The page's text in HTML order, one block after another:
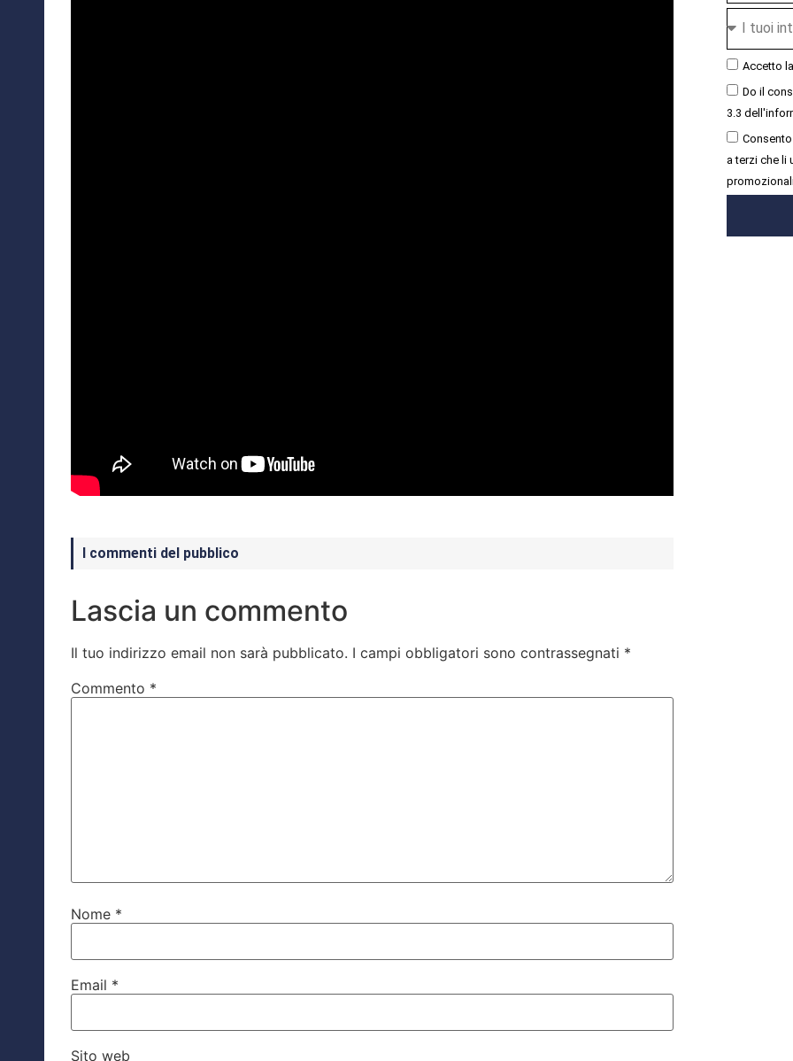
I commenti del pubblico
Lascia un commento
Il tuo indirizzo email non sarà pubblicato. I campi obbligatori sono contrassegnati *
Commento *
Nome *
Email *
Sito web
Accetto la
Do il
3.3
a terzi che li